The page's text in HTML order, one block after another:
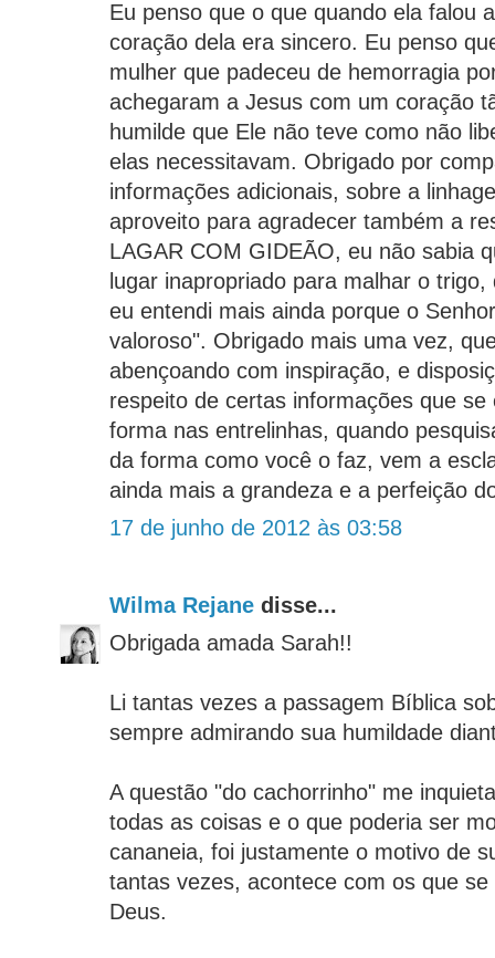
Eu penso que o que quando ela falou
coração dela era sincero. Eu penso
mulher que padeceu de hemorragia
achegaram a Jesus com um coração
humilde que Ele não teve como não
elas necessitavam. Obrigado por
informações adicionais, sobre a
aproveito para agradecer também a
LAGAR COM GIDEÃO, eu não sabia
lugar inapropriado para malhar o
eu entendi mais ainda porque o
valoroso". Obrigado mais uma vez,
abençoando com inspiração, e
respeito de certas informações que
forma nas entrelinhas, quando
da forma como você o faz, vem a
ainda mais a grandeza e a perfeição
17 de junho de 2012 às 03:58
Wilma Rejane disse...
Obrigada amada Sarah!!
Li tantas vezes a passagem Bíblica
sempre admirando sua humildade
A questão "do cachorrinho" me
todas as coisas e o que poderia ser
cananeia, foi justamente o motivo de
tantas vezes, acontece com os que
Deus.